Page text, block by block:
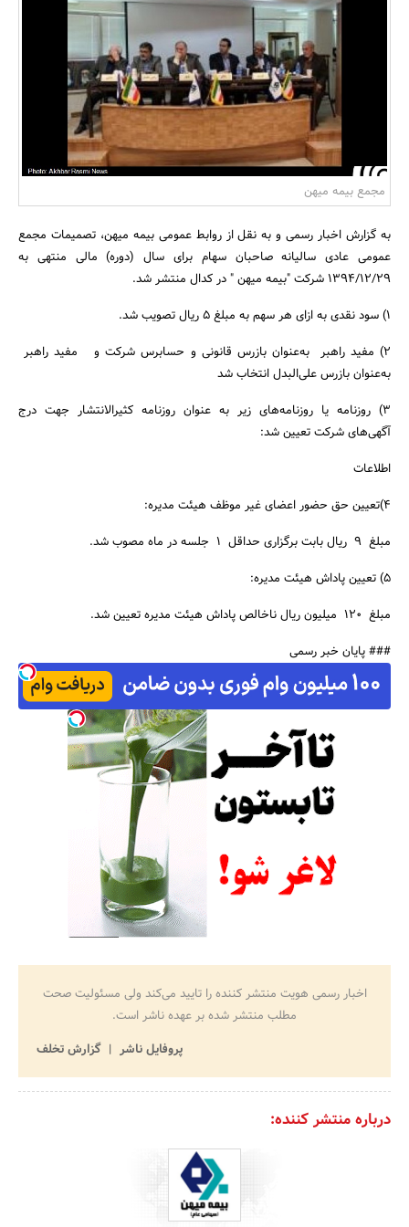
بانک، بیمه و سرمایه
مسکن و ساختمان
مجمع بیمه میهن
به گزارش اخبار رسمی و به نقل از روابط عمومی بیمه میهن، تصمیمات مجمع
عمومی عادی سالیانه صاحبان سهام برای سال (دوره) مالی منتهی به
1394/12/29 شرکت "بیمه میهن " در کدال منتشر شد.
1) سود نقدی به ازای هر سهم به مبلغ 5 ریال تصویب شد.
2) مفید راهبر به‌عنوان بازرس قانونی و حسابرس شرکت و مفید راهبر
به‌عنوان بازرس علی‌البدل انتخاب شد
3) روزنامه‌ یا روزنامه‌های زیر به عنوان روزنامه کثیرالانتشار جهت درج
آگهی‌های شرکت تعیین شد:
اطلاعات
4)تعیین حق حضور اعضای غیر موظف هیئت مدیره:
مبلغ 9 ریال بابت برگزاری حداقل 1 جلسه در ماه مصوب شد.
5) تعیین پاداش هیئت مدیره:
مبلغ 120 میلیون ریال ناخالص پاداش هیئت مدیره تعیین شد.
### پایان خبر رسمی
اخبار رسمی هویت منتشر کننده را تایید می‌کند ولی مسئولیت صحت
مطلب منتشر شده بر عهده ناشر است.
پروفایل ناشر
گزارش تخلف
درباره منتشر کننده: